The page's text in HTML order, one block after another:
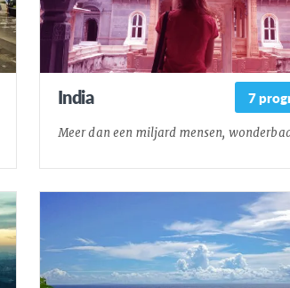
7
India
Meer dan een miljard mensen,